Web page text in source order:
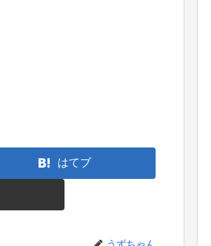
はてブ
うずちゃん